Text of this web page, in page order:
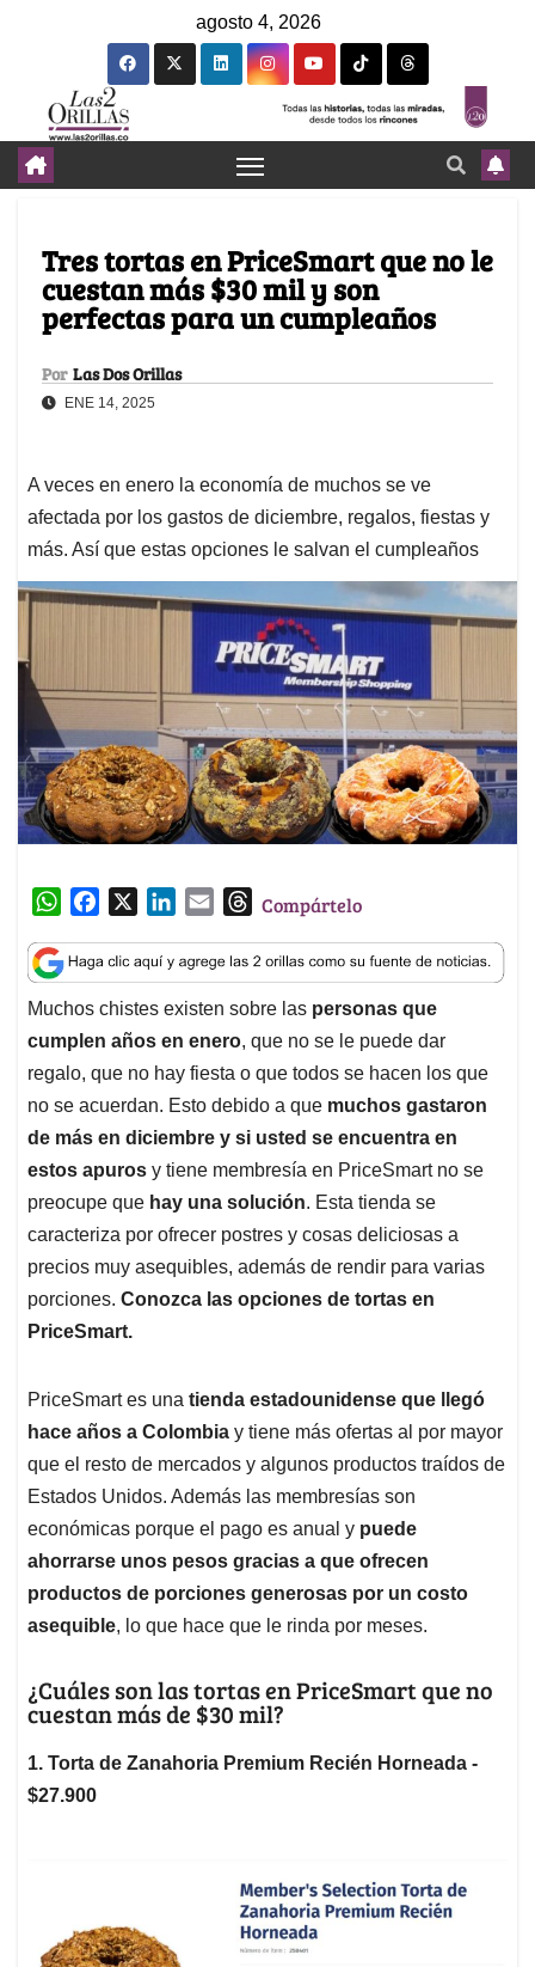
agosto 4, 2026
Tres tortas en PriceSmart que no le
cuestan más $30 mil y son
perfectas para un cumpleaños
Por Las Dos Orillas
ENE 14, 2025
A veces en enero la economía de muchos se ve
afectada por los gastos de diciembre, regalos, fiestas y
más. Así que estas opciones le salvan el cumpleaños
W
a
t
s
A
p
p
c
e
b
o
o
k
n
k
e
d
I
n
a
i
l
T
r
e
a
d
s
Compártelo
Muchos chistes existen sobre las personas que
cumplen años en enero, que no se le puede dar
regalo, que no hay fiesta o que todos se hacen los que
no se acuerdan. Esto debido a que muchos gastaron
de más en diciembre y si usted se encuentra en
estos apuros y tiene membresía en PriceSmart no se
preocupe que hay una solución. Esta tienda se
caracteriza por ofrecer postres y cosas deliciosas a
precios muy asequibles, además de rendir para varias
porciones. Conozca las opciones de tortas en
PriceSmart.
PriceSmart es una tienda estadounidense que llegó
hace años a Colombia y tiene más ofertas al por mayor
que el resto de mercados y algunos productos traídos de
Estados Unidos. Además las membresías son
económicas porque el pago es anual y puede
ahorrarse unos pesos gracias a que ofrecen
productos de porciones generosas por un costo
asequible, lo que hace que le rinda por meses.
¿Cuáles son las tortas en PriceSmart que no
cuestan más de $30 mil?
1. Torta de Zanahoria Premium Recién Horneada -
$27.900